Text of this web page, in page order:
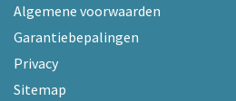
Algemene voorwaarden
Garantiebepalingen
Privacy
Sitemap